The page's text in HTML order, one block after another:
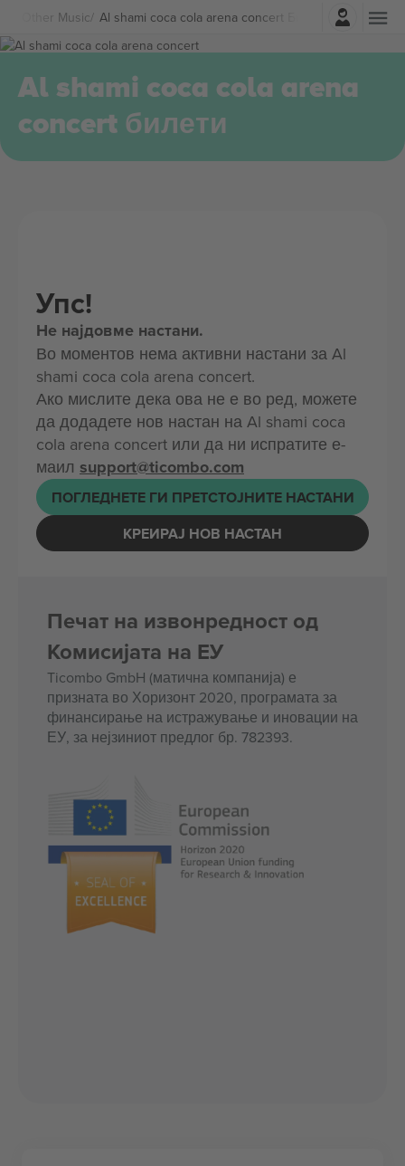
Other Music Al shami coca cola arena concert Билети
Најави се
Al shami coca cola arena
concert билети
Упс!
Не најдовме настани.
Во моментов нема активни настани за Al
shami coca cola arena concert.
Ако мислите дека ова не е во ред, можете
да додадете нов настан на Al shami coca
cola arena concert или да ни испратите е-
маил support@ticombo.com
ПОГЛЕДНЕТЕ ГИ ПРЕТСТОЈНИТЕ НАСТАНИ
КРЕИРАЈ НОВ НАСТАН
Печат на извонредност од
Комисијата на ЕУ
Ticombo GmbH (матична компанија) е
призната во Хоризонт 2020, програмата за
финансирање на истражување и иновации на
ЕУ, за нејзиниот предлог бр. 782393.